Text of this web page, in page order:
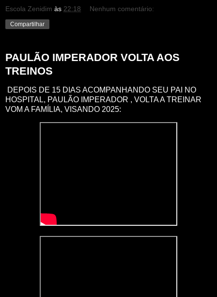
Escola Zenidim às 22:18 Nenhum comentário:
Compartilhar
PAULÃO IMPERADOR VOLTA AOS
TREINOS
DEPOIS DE 15 DIAS ACOMPANHANDO SEU PAI NO
HOSPITAL, PAULÃO IMPERADOR , VOLTA A TREINAR
VOM A FAMÍLIA, VISANDO 2025: